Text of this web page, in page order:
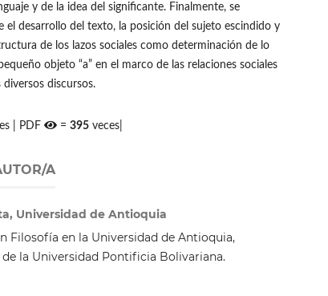
y de la idea del significante. Finalmente, se
el desarrollo del texto, la posición del sujeto escindido y
de los lazos sociales como determinación de lo
objeto “a” en el marco de las relaciones sociales
discursos.
| PDF =395 veces|
A
Universidad de Antioquia
Filosofía en la Universidad de Antioquia,
la Universidad Pontificia Bolivariana.